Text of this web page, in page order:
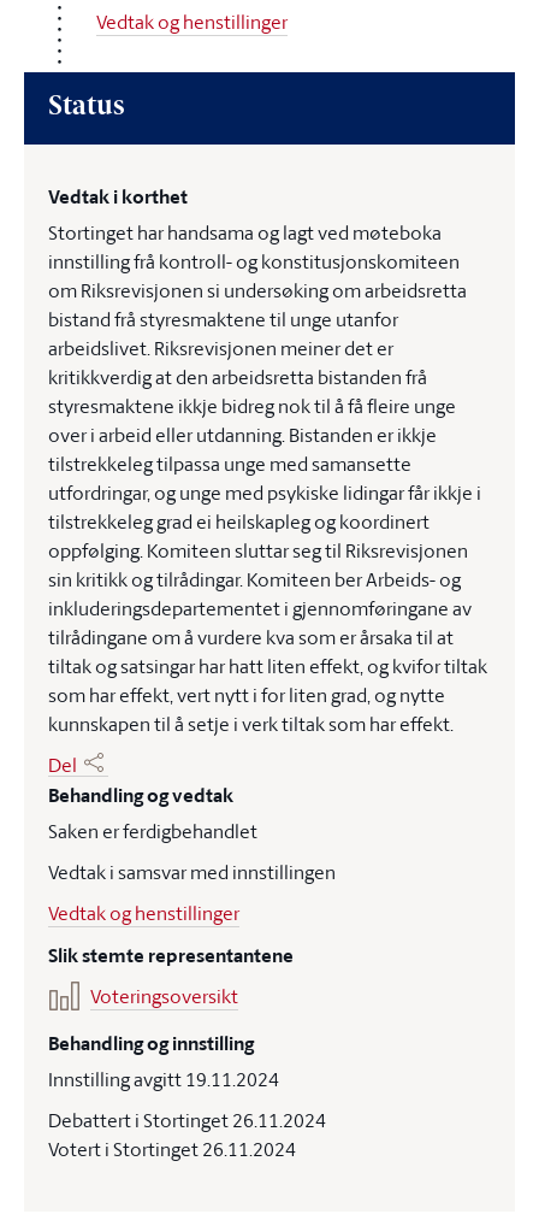
Vedtak og henstillinger
Status
Vedtak i korthet
Stortinget har handsama og lagt ved møteboka
innstilling frå kontroll- og konstitusjonskomiteen
om Riksrevisjonen si undersøking om arbeidsretta
bistand frå styresmaktene til unge utanfor
arbeidslivet. Riksrevisjonen meiner det er
kritikkverdig at den arbeidsretta bistanden frå
styresmaktene ikkje bidreg nok til å få fleire unge
over i arbeid eller utdanning. Bistanden er ikkje
tilstrekkeleg tilpassa unge med samansette
utfordringar, og unge med psykiske lidingar får ikkje i
tilstrekkeleg grad ei heilskapleg og koordinert
oppfølging. Komiteen sluttar seg til Riksrevisjonen
sin kritikk og tilrådingar. Komiteen ber Arbeids- og
inkluderingsdepartementet i gjennomføringane av
tilrådingane om å vurdere kva som er årsaka til at
tiltak og satsingar har hatt liten effekt, og kvifor tiltak
som har effekt, vert nytt i for liten grad, og nytte
kunnskapen til å setje i verk tiltak som har effekt.
Del
Behandling og vedtak
Saken er ferdigbehandlet
Vedtak i samsvar med innstillingen
Vedtak og henstillinger
Slik stemte representantene
Voteringsoversikt
Behandling og innstilling
Innstilling avgitt 19.11.2024
Debattert i Stortinget 26.11.2024
Votert i Stortinget 26.11.2024